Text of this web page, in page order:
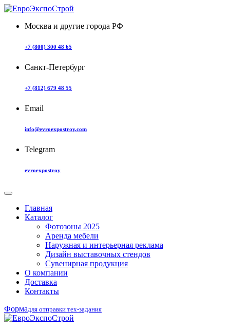
Москва и другие города РФ
+7 (800) 300 48 65
Санкт-Петербург
+7 (812) 679 48 55
Email
info@evroexpostroy.com
Telegram
evroexpostroy
Главная
Каталог
Фотозоны 2025
Аренда мебели
Наружная и интерьерная реклама
Дизайн выставочных стендов
Сувенирная продукция
О компании
Доставка
Контакты
Формадля отправки тех-задания